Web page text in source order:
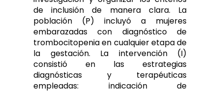
de inclusión de manera clara. La
población (P) incluyó a mujeres
embarazadas con diagnóstico de
trombocitopenia en cualquier etapa de
la gestación. La intervención (I)
consistió en las estrategias
diagnósticas y terapéuticas
empleadas: indicación de